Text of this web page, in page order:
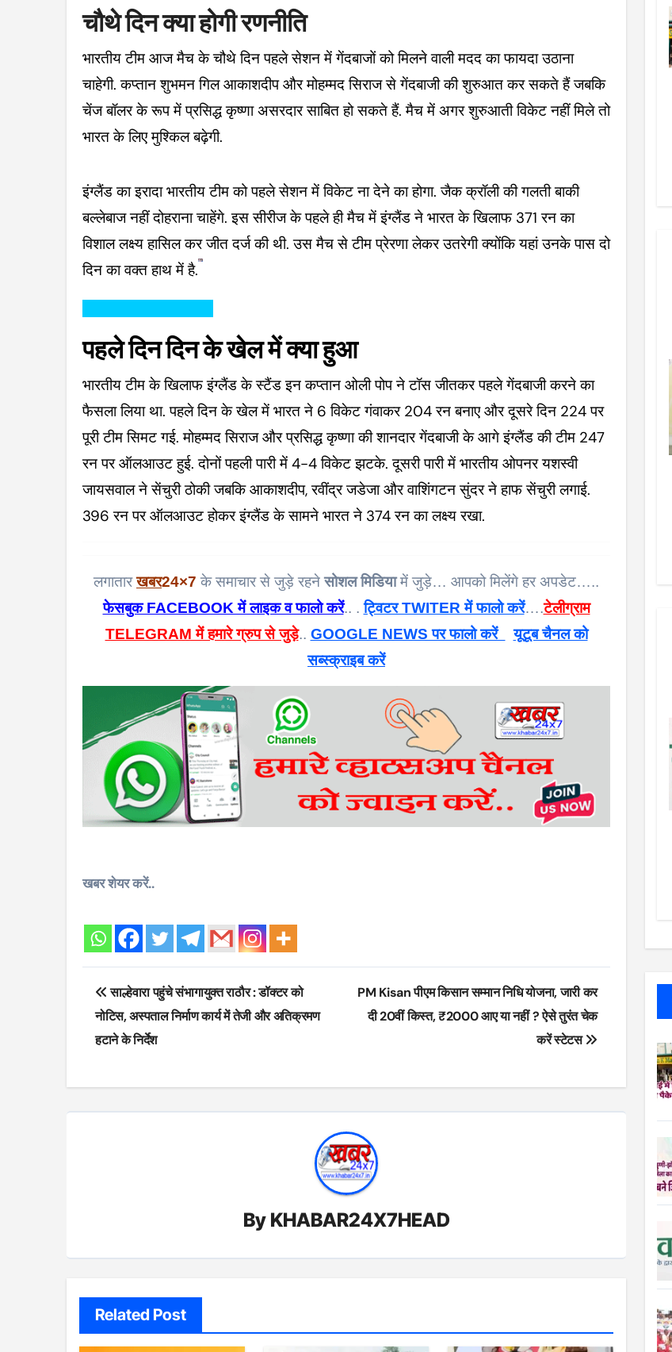
चौथे दिन क्या होगी रणनीति
भारतीय टीम आज मैच के चौथे दिन पहले सेशन में गेंदबाजों को मिलने वाली मदद का फायदा उठाना
चाहेगी. कप्तान शुभमन गिल आकाशदीप और मोहम्मद सिराज से गेंदबाजी की शुरुआत कर सकते हैं जबकि
चेंज बॉलर के रूप में प्रसिद्ध कृष्णा असरदार साबित हो सकते हैं. मैच में अगर शुरुआती विकेट नहीं मिले तो
भारत के लिए मुश्किल बढ़ेगी.
इंग्लैंड का इरादा भारतीय टीम को पहले सेशन में विकेट ना देने का होगा. जैक क्रॉली की गलती बाकी
बल्लेबाज नहीं दोहराना चाहेंगे. इस सीरीज के पहले ही मैच में इंग्लैंड ने भारत के खिलाफ 371 रन का
विशाल लक्ष्य हासिल कर जीत दर्ज की थी. उस मैच से टीम प्रेरणा लेकर उतरेगी क्योंकि यहां उनके पास दो
दिन का वक्त हाथ में है.
पहले दिन दिन के खेल में क्या हुआ
भारतीय टीम के खिलाफ इंग्लैंड के स्टैंड इन कप्तान ओली पोप ने टॉस जीतकर पहले गेंदबाजी करने का
फैसला लिया था. पहले दिन के खेल में भारत ने 6 विकेट गंवाकर 204 रन बनाए और दूसरे दिन 224 पर
पूरी टीम सिमट गई. मोहम्मद सिराज और प्रसिद्ध कृष्णा की शानदार गेंदबाजी के आगे इंग्लैंड की टीम 247
रन पर ऑलआउट हुई. दोनों पहली पारी में 4-4 विकेट झटके. दूसरी पारी में भारतीय ओपनर यशस्वी
जायसवाल ने सेंचुरी ठोकी जबकि आकाशदीप, रवींद्र जडेजा और वाशिंगटन सुंदर ने हाफ सेंचुरी लगाई.
396 रन पर ऑलआउट होकर इंग्लैंड के सामने भारत ने 374 रन का लक्ष्य रखा.
लगातारखबर24×7 के समाचार से जुड़े रहनेसोशल मिडियामें जुड़े… आपको मिलेंगे हर अपडेट…..
फेसबुक FACEBOOK में लाइक व फालो करें.. .ट्विटर TWITER में फालो करें….टेलीग्राम
TELEGRAM में हमारे ग्रुप से जुड़े.. GOOGLE NEWS पर फालो करें
यूटूब चैनल को
सब्स्क्राइब करें
खबर शेयर करें..
Post
navigation
साल्हेवारा पहुंचे संभागायुक्त राठौर : डॉक्टर को
नोटिस, अस्पताल निर्माण कार्य में तेजी और अतिक्रमण
हटाने के निर्देश
PM Kisan पीएम किसान सम्मान निधि योजना, जारी कर
दी 20वीं किस्त, ₹2000 आए या नहीं ? ऐसे तुरंत चेक
करें स्टेटस
By KHABAR24X7HEAD
Related Post